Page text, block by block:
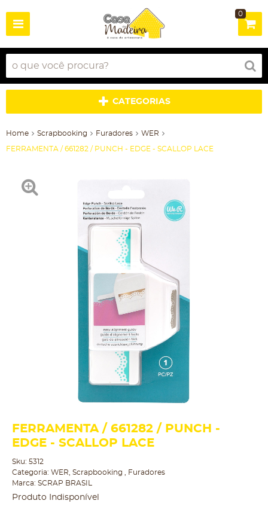
0
CATEGORIAS
Home Scrapbooking Furadores WER
FERRAMENTA / 661282 / PUNCH - EDGE - SCALLOP LACE
FERRAMENTA / 661282 / PUNCH -
EDGE - SCALLOP LACE
Sku: 5312
Categoria: WER Scrapbooking
Furadores
Marca: SCRAP BRASIL
Produto Indisponível